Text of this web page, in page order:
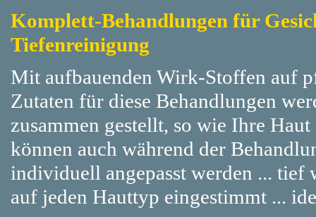
Komplett-Behandlungen für
Tiefenreinigung
Mit aufbauenden Wirk-Stoffen auf
Zutaten für diese Behandlungen
zusammen gestellt, so wie Ihre
können auch während der
individuell angepasst werden ... tief
auf jeden Hauttyp eingestimmt ...